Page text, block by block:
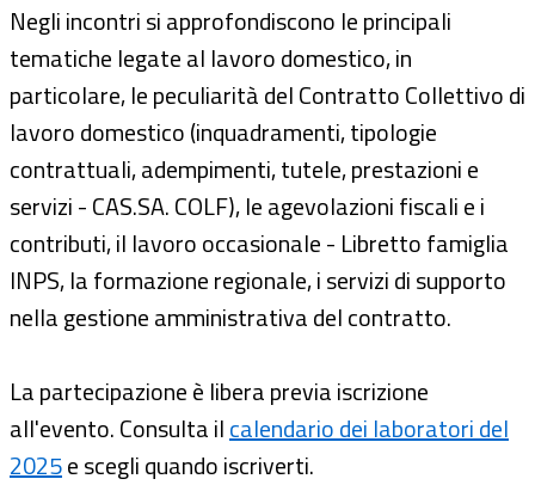
Negli incontri si approfondiscono le principali
tematiche legate al lavoro domestico, in
particolare, le peculiarità delContratto Collettivo di
lavoro domestico(inquadramenti, tipologie
contrattuali, adempimenti, tutele, prestazioni e
servizi - CAS.SA. COLF),le agevolazioni fiscali e i
contributi, il lavoro occasionale - Libretto famiglia
INPS, la formazione regionale, i servizi di supporto
nella gestione amministrativa del contratto.
La partecipazione è liberaprevia iscrizione
all'evento. Consulta ilcalendario dei laboratori del
2025e scegli quando iscriverti.